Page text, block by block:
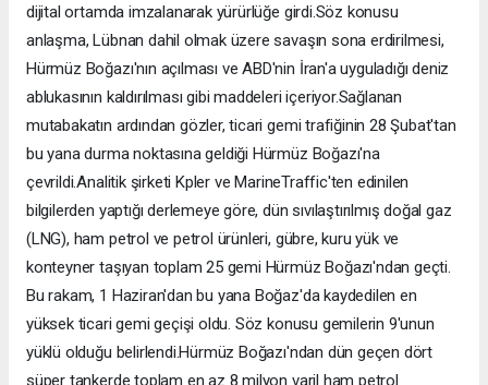
dijital ortamda imzalanarak yürürlüğe girdi.Söz konusu
anlaşma, Lübnan dahil olmak üzere savaşın sona erdirilmesi,
Hürmüz Boğazı'nın açılması ve ABD'nin İran'a uyguladığı deniz
ablukasının kaldırılması gibi maddeleri içeriyor.Sağlanan
mutabakatın ardından gözler, ticari gemi trafiğinin 28 Şubat'tan
bu yana durma noktasına geldiği Hürmüz Boğazı'na
çevrildi.Analitik şirketi Kpler ve MarineTraffic'ten edinilen
bilgilerden yaptığı derlemeye göre, dün sıvılaştırılmış doğal gaz
(LNG), ham petrol ve petrol ürünleri, gübre, kuru yük ve
konteyner taşıyan toplam 25 gemi Hürmüz Boğazı'ndan geçti.
Bu rakam, 1 Haziran'dan bu yana Boğaz'da kaydedilen en
yüksek ticari gemi geçişi oldu. Söz konusu gemilerin 9'unun
yüklü olduğu belirlendi.Hürmüz Boğazı'ndan dün geçen dört
süper tankerde toplam en az 8 milyon varil ham petrol